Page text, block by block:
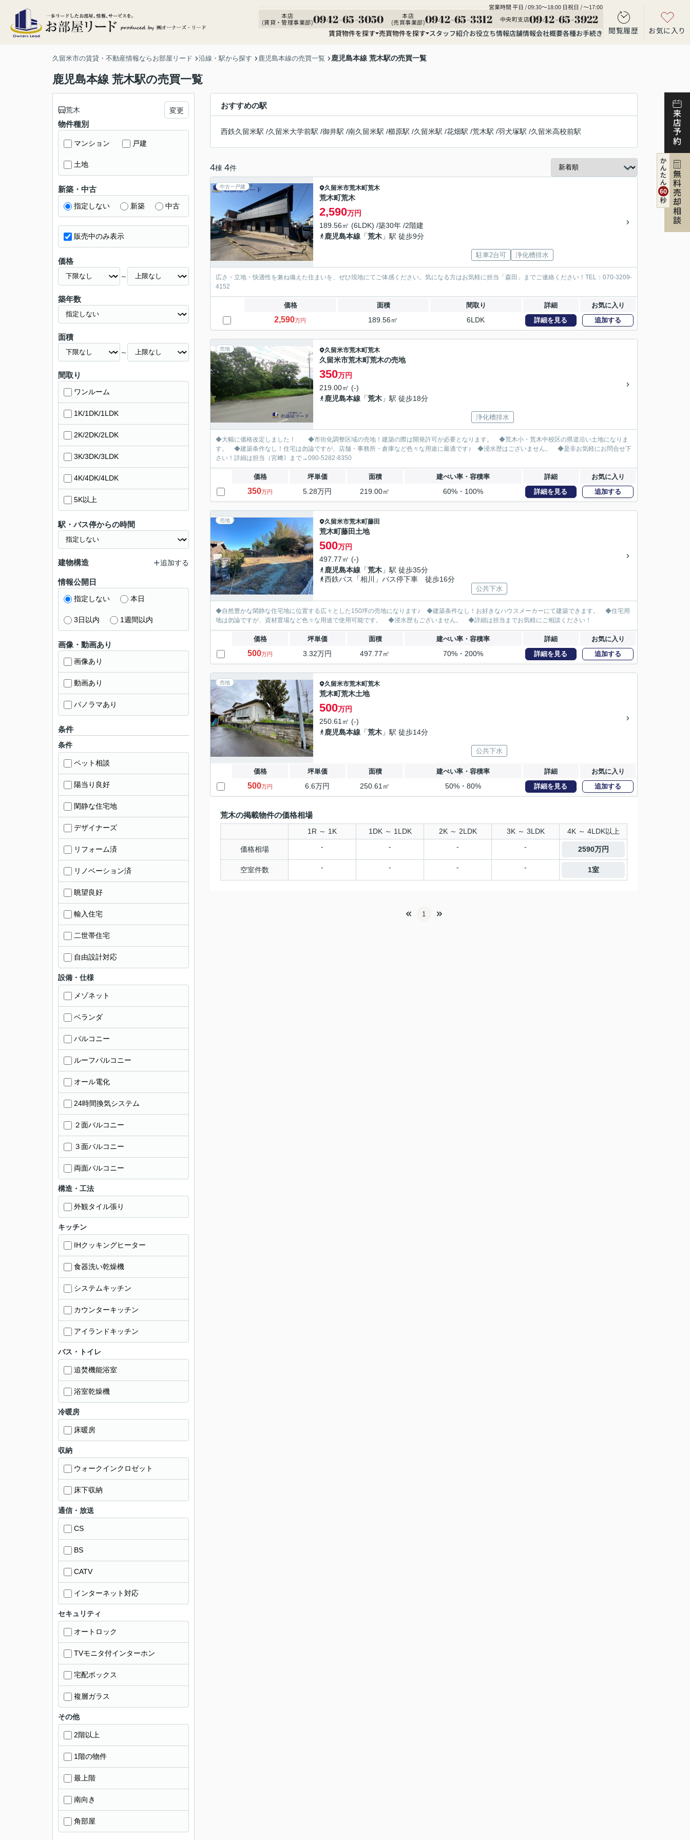
営業時間 平日 / 09:30～18:00 日祝日 / ～17:00
本店
(賃貸・管理事業部)0942-65-3050
本店
(売買事業部)0942-65-3312 中央町支店0942-65-3922
賃貸物件を探す 売買物件を探す スタッフ紹介お役立ち情報店舗情報会社概要各種お手続き 閲覧履歴 お気に入り
来店予約
無料売却相談
久留米市の賃貸・不動産情報ならお部屋リード 沿線・駅から探す 鹿児島本線の売買一覧 鹿児島本線 荒木駅の売買一覧
鹿児島本線 荒木駅の売買一覧
おすすめの駅
西鉄久留米駅 /久留米大学前駅 /御井駅 /南久留米駅 /櫛原駅 /久留米駅 /花畑駅 /荒木駅 /羽犬塚駅 /久留米高校前駅
4棟 4件
中古一戸建 久留米市荒木町荒木
荒木町荒木
2,590万円
189.56㎡ (6LDK) /築30年 /2階建
鹿児島本線 「荒木 」駅 徒歩9分
駐車2台可 浄化槽排水
広さ・立地・快適性を兼ね備えた住まいを、ぜひ現地にてご体感ください。気になる方はお気軽に担当「森田」までご連絡ください！TEL：070-3209-
4152
価格 面積 間取り 詳細 お気に入り
2,590万円 189.56㎡ 6LDK 詳細を見る 追加する
売地 久留米市荒木町荒木
久留米市荒木町荒木の売地
350万円
219.00㎡ (-)
鹿児島本線 「荒木 」駅 徒歩18分
浄化槽排水
◆大幅に価格改定しました！ ◆市街化調整区域の売地！建築の際は開発許可が必要となります。 ◆荒木小・荒木中校区の県道沿い土地になりま
す。 ◆建築条件なし！住宅は勿論ですが、店舗・事務所・倉庫など色々な用途に最適です♪ ◆浸水歴はございません。 ◆是非お気軽にお問合せ下
さい！詳細は担当（宮﨑）まで→090-5282-8350
価格 坪単価 面積 建ぺい率・容積率 詳細 お気に入り
350万円 5.28万円 219.00㎡ 60%・100% 詳細を見る 追加する
売地 久留米市荒木町藤田
荒木町藤田土地
500万円
497.77㎡ (-)
鹿児島本線 「荒木 」駅 徒歩35分
西鉄バス「相川」バス停下車 徒歩16分
公共下水
◆自然豊かな閑静な住宅地に位置する広々とした150坪の売地になります♪ ◆建築条件なし！お好きなハウスメーカーにて建築できます。 ◆住宅用
地は勿論ですが、資材置場など色々な用途で使用可能です。 ◆浸水歴もございません。 ◆詳細は担当までお気軽にご相談ください！
価格 坪単価 面積 建ぺい率・容積率 詳細 お気に入り
500万円 3.32万円 497.77㎡ 70%・200% 詳細を見る 追加する
売地 久留米市荒木町荒木
荒木町荒木土地
500万円
250.61㎡ (-)
鹿児島本線 「荒木 」駅 徒歩14分
公共下水
価格 坪単価 面積 建ぺい率・容積率 詳細 お気に入り
500万円 6.6万円 250.61㎡ 50%・80% 詳細を見る 追加する
荒木の掲載物件の価格相場
1R ～ 1K 1DK ～ 1LDK 2K ～ 2LDK 3K ～ 3LDK 4K ～ 4LDK以上
価格相場 - - - - 2590万円
空室件数 - - - - 1室
1
荒木 変更
物件種別
マンション 戸建
土地
新築・中古
指定しない 新築 中古
販売中のみ表示
価格
～
築年数
面積
～
間取り
ワンルーム
1K/1DK/1LDK
2K/2DK/2LDK
3K/3DK/3LDK
4K/4DK/4LDK
5K以上
駅・バス停からの時間
建物構造 追加する
情報公開日
指定しない 本日
3日以内 1週間以内
画像・動画あり
画像あり
動画あり
パノラマあり
条件
条件
ペット相談
陽当り良好
閑静な住宅地
デザイナーズ
リフォーム済
リノベーション済
眺望良好
輸入住宅
二世帯住宅
自由設計対応
設備・仕様
メゾネット
ベランダ
バルコニー
ルーフバルコニー
オール電化
24時間換気システム
２面バルコニー
３面バルコニー
両面バルコニー
構造・工法
外観タイル張り
キッチン
IHクッキングヒーター
食器洗い乾燥機
システムキッチン
カウンターキッチン
アイランドキッチン
バス・トイレ
追焚機能浴室
浴室乾燥機
冷暖房
床暖房
収納
ウォークインクロゼット
床下収納
通信・放送
CS
BS
CATV
インターネット対応
セキュリティ
オートロック
TVモニタ付インターホン
宅配ボックス
複層ガラス
その他
2階以上
1階の物件
最上階
南向き
角部屋